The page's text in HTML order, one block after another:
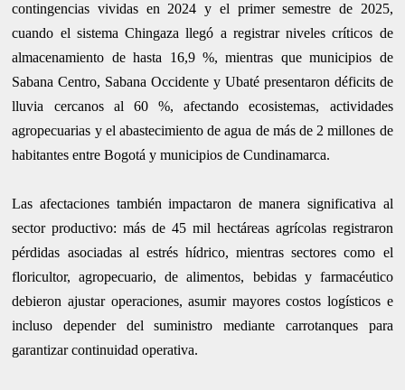
contingencias vividas en 2024 y el primer semestre de 2025,
cuando el sistema Chingaza llegó a registrar niveles críticos de
almacenamiento de hasta 16,9 %, mientras que municipios de
Sabana Centro, Sabana Occidente y Ubaté presentaron déficits de
lluvia cercanos al 60 %, afectando ecosistemas, actividades
agropecuarias y el abastecimiento de agua de más de 2 millones de
habitantes entre Bogotá y municipios de Cundinamarca.
Las afectaciones también impactaron de manera significativa al
sector productivo: más de 45 mil hectáreas agrícolas registraron
pérdidas asociadas al estrés hídrico, mientras sectores como el
floricultor, agropecuario, de alimentos, bebidas y farmacéutico
debieron ajustar operaciones, asumir mayores costos logísticos e
incluso depender del suministro mediante carrotanques para
garantizar continuidad operativa.